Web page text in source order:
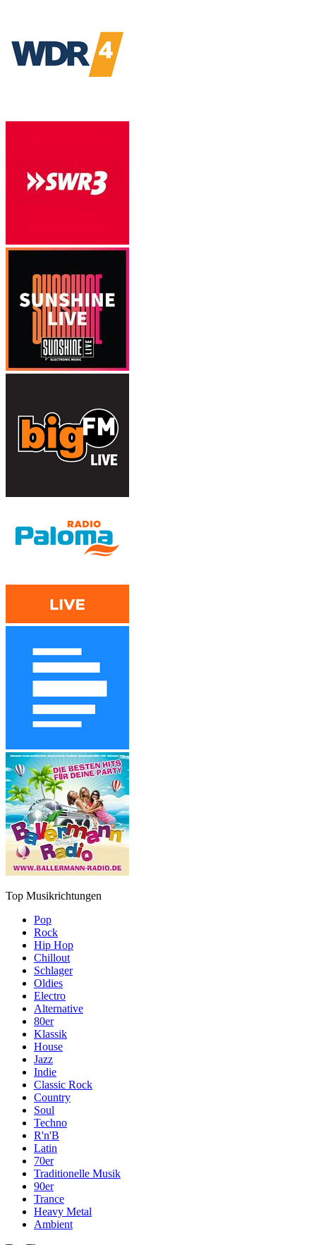
Top Musikrichtungen
Pop
Rock
Hip Hop
Chillout
Schlager
Oldies
Electro
Alternative
80er
Klassik
House
Jazz
Indie
Classic Rock
Country
Soul
Techno
R'n'B
Latin
70er
Traditionelle Musik
90er
Trance
Heavy Metal
Ambient